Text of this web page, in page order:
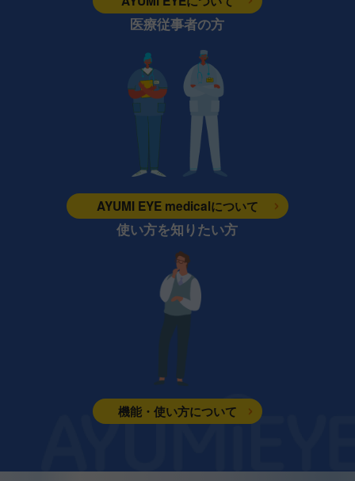
医療従事者の方
AYUMI EYE medicalについて
使い方を知りたい方
機能・使い方について